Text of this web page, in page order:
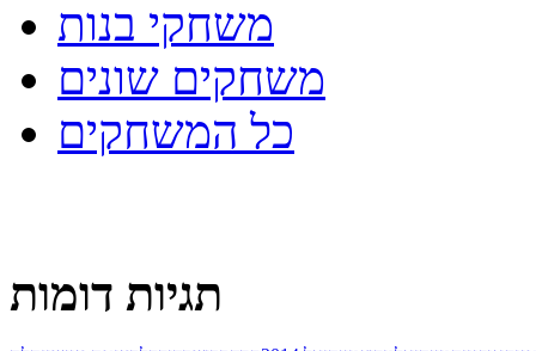
משחקי בנות
משחקים שונים
כל המשחקים
תגיות דומות